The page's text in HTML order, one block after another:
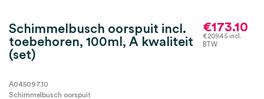
Schimmelbusch oorspuit incl.
toebehoren, 100ml, A kwaliteit
(set)
€173.10
€209.45incl.
BTW
A045097.10
Schimmelbusch oorspuit